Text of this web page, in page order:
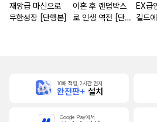
재앙급 마신으로
무한성장 [단행본]
이혼 후 랜덤박스
로 인생 역전 [단
EX급
길드
10배 적립, 2시간 먼저
완전판+ 설치
Google Play에서